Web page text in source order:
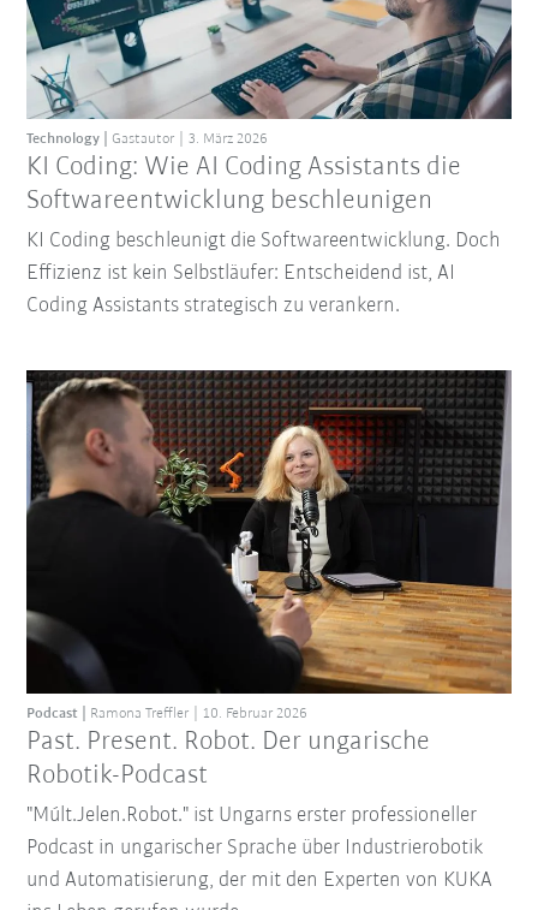
KI Coding: Wie AI Coding Assistants die
Softwareentwicklung beschleunigen
Technology Gastautor 3. März 2026
KI Coding beschleunigt die Softwareentwicklung. Doch
Effizienz ist kein Selbstläufer: Entscheidend ist, AI
Coding Assistants strategisch zu verankern.
Past. Present. Robot. Der ungarische
Robotik-Podcast
Podcast Ramona Treffler 10. Februar 2026
"Múlt.Jelen.Robot." ist Ungarns erster professioneller
Podcast in ungarischer Sprache über Industrierobotik
und Automatisierung, der mit den Experten von KUKA